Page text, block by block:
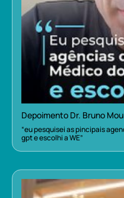
Depoimento Dr. Bruno
“eu pesquisei as pincipais
gpt e escolhi a WE”